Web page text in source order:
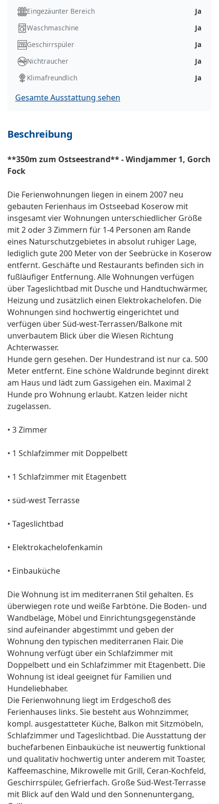
Eingezäunter Bereich
Ja
Waschmaschine
Ja
Geschirrspüler
Ja
Nichtraucher
Ja
Klimafreundlich
Ja
Gesamte Ausstattung sehen
Beschreibung
**350m zum Ostseestrand** - Windjammer 1, Gorch
Fock
Die Ferienwohnungen liegen in einem 2007 neu
gebauten Ferienhaus im Ostseebad Koserow mit
insgesamt vier Wohnungen unterschiedlicher Größe
mit 2 oder 3 Zimmern für 1-4 Personen am Rande
eines Naturschutzgebietes in absolut ruhiger Lage,
lediglich gute 200 Meter von der Seebrücke in Koserow
entfernt. Geschäfte und Restaurants befinden sich in
fußläufiger Entfernung. Alle Wohnungen verfügen
über Tageslichtbad mit Dusche und Handtuchwärmer,
Heizung und zusätzlich einen Elektrokachelofen. Die
Wohnungen sind hochwertig eingerichtet und
verfügen über Süd-west-Terrassen/Balkone mit
unverbautem Blick über die Wiesen Richtung
Achterwasser.
Hunde gern gesehen. Der Hundestrand ist nur ca. 500
Meter entfernt. Eine schöne Waldrunde beginnt direkt
am Haus und lädt zum Gassigehen ein. Maximal 2
Hunde pro Wohnung erlaubt. Katzen leider nicht
zugelassen.
• 3 Zimmer
• 1 Schlafzimmer mit Doppelbett
• 1 Schlafzimmer mit Etagenbett
• süd-west Terrasse
• Tageslichtbad
• Elektrokachelofenkamin
• Einbauküche
Die Wohnung ist im mediterranen Stil gehalten. Es
überwiegen rote und weiße Farbtöne. Die Boden- und
Wandbeläge, Möbel und Einrichtungsgegenstände
sind aufeinander abgestimmt und geben der
Wohnung den typischen mediterranen Flair. Die
Wohnung verfügt über ein Schlafzimmer mit
Doppelbett und ein Schlafzimmer mit Etagenbett. Die
Wohnung ist ideal geeignet für Familien und
Hundeliebhaber.
Die Ferienwohnung liegt im Erdgeschoß des
Ferienhauses links. Sie besteht aus Wohnzimmer,
kompl. ausgestatteter Küche, Balkon mit Sitzmöbeln,
Schlafzimmer und Tageslichtbad. Die Ausstattung der
buchefarbenen Einbauküche ist neuwertig funktional
und qualitativ hochwertig unter anderem mit Toaster,
Kaffeemaschine, Mikrowelle mit Grill, Ceran-Kochfeld,
Geschirrspüler, Gefrierfach. Große Süd-West-Terrasse
mit Blick auf den Wald und den Sonnenuntergang,